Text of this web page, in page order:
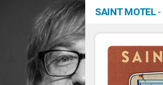
SAINT MOTEL-